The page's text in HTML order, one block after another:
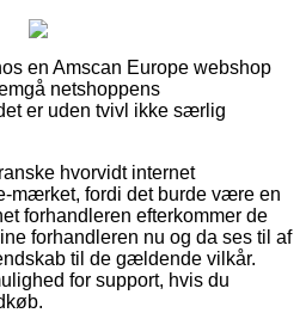
en Amscan Europe webshop
netshoppens
er uden tvivl ikke særlig
hvorvidt internet
mærket, fordi det burde være en
forhandleren efterkommer de
forhandleren nu og da ses til af
til de gældende vilkår.
for support, hvis du